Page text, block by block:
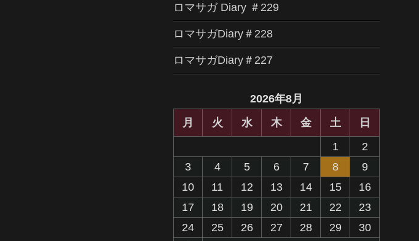
ロマサガ Diary ＃229
ロマサガDiary＃228
ロマサガDiary＃227
2026年8月
月
火 水 木 金 土
日
1
2
3
4 5 6 7 8
9
10
11 12 13 14 15
16
17
18 19 20 21 22
23
24
25 26 27 28 29
30